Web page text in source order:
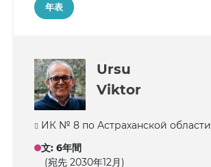
年表
Ursu
Viktor
ИК № 8 по Астраханской области
文: 6年間
(宛先 2030年12月)